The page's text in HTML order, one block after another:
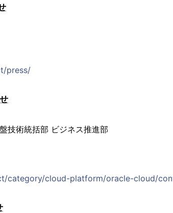
press/
技術統括部 ビジネス推進部
category/cloud-platform/oracle-cloud/